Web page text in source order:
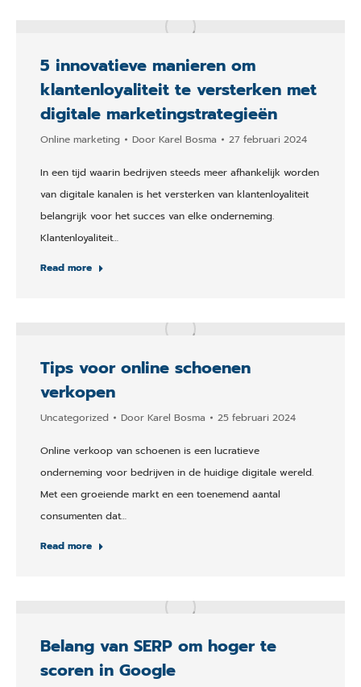
5 innovatieve manieren om
klantenloyaliteit te versterken met
digitale marketingstrategieën
Online marketing Door Karel Bosma 27 februari 2024
In een tijd waarin bedrijven steeds meer afhankelijk worden
van digitale kanalen is het versterken van klantenloyaliteit
belangrijk voor het succes van elke onderneming.
Klantenloyaliteit…
Read more
Tips voor online schoenen
verkopen
Uncategorized Door Karel Bosma 25 februari 2024
Online verkoop van schoenen is een lucratieve
onderneming voor bedrijven in de huidige digitale wereld.
Met een groeiende markt en een toenemend aantal
consumenten dat…
Read more
Belang van SERP om hoger te
scoren in Google